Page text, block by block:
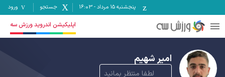
پنجشنبه ۱۵ مرداد -
16:03 جستجو ورود
اپلیکیشن اندروید ورزش سه
امیر شهیم
لطفا منتظر بمانید